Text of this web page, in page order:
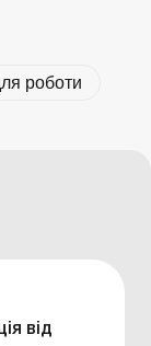
роботи
від